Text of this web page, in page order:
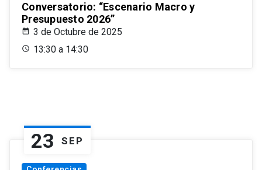
Conversatorio: “Escenario Macro y
Presupuesto 2026”
3 de Octubre de 2025
13:30 a 14:30
23 SEP